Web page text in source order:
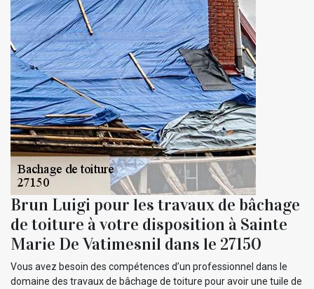
Brun Luigi pour les travaux de bâchage
de toiture à votre disposition à Sainte
Marie De Vatimesnil dans le 27150
Vous avez besoin des compétences d’un professionnel dans le
domaine des travaux de bâchage de toiture pour avoir une tuile de